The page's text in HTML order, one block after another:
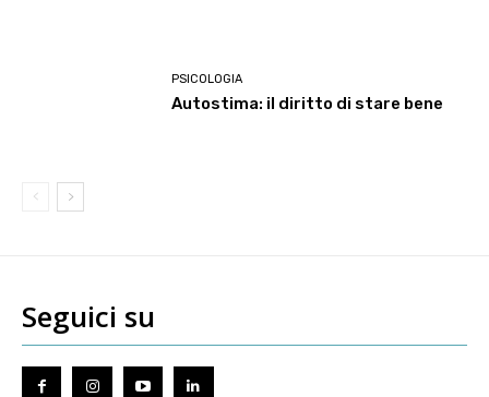
PSICOLOGIA
Autostima: il diritto di stare bene
Seguici su